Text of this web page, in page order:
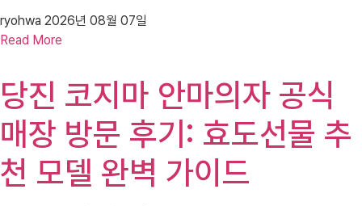
ryohwa 2026년 08월 07일
Read More
당진 코지마 안마의자 공식
매장 방문 후기: 효도선물 추
천 모델 완벽 가이드